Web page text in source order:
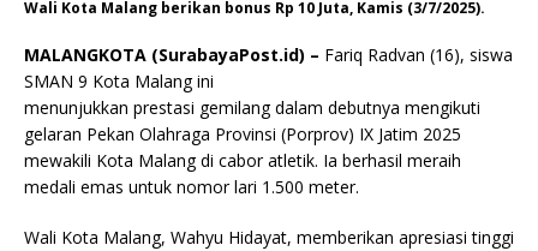
Wali Kota Malang berikan bonus Rp 10 Juta, Kamis (3/7/2025).
MALANGKOTA (SurabayaPost.id) – Fariq Radvan (16), siswa
SMAN 9 Kota Malang ini
menunjukkan prestasi gemilang dalam debutnya mengikuti
gelaran Pekan Olahraga Provinsi (Porprov) IX Jatim 2025
mewakili Kota Malang di cabor atletik. Ia berhasil meraih
medali emas untuk nomor lari 1.500 meter.
Wali Kota Malang, Wahyu Hidayat, memberikan apresiasi tinggi